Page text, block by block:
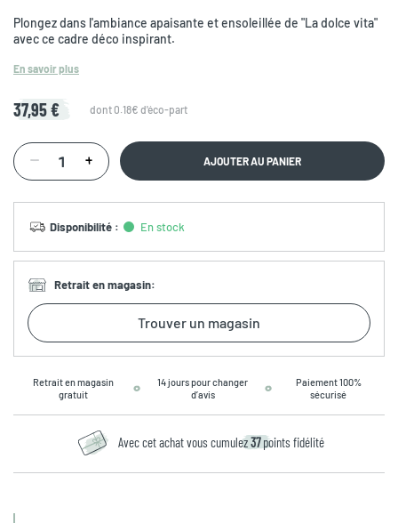
Plongez dans l'ambiance apaisante et ensoleillée de "La dolce vita"
avec ce cadre déco inspirant.
En savoir plus
37,95 € dont 0.18€ d'éco-part
AJOUTER AU PANIER
Disponibilité : En stock
Retrait en magasin:
Trouver un magasin
Retrait en magasin
gratuit
14 jours pour changer
d’avis
Paiement 100%
sécurisé
Avec cet achat vous cumulez37 points fidélité